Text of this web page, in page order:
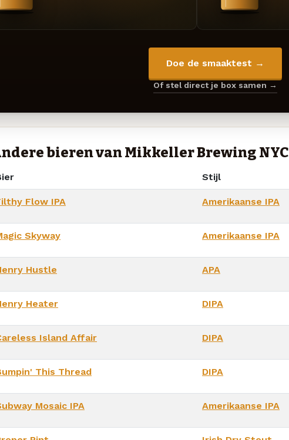
Doe de smaaktest →
Of stel direct je box samen →
bieren van Mikkeller Brewing NYC
Stijl
Flow IPA Amerikaanse IPA
Skyway Amerikaanse IPA
Hustle APA
Heater DIPA
Island Affair DIPA
This Thread DIPA
Mosaic IPA Amerikaanse IPA